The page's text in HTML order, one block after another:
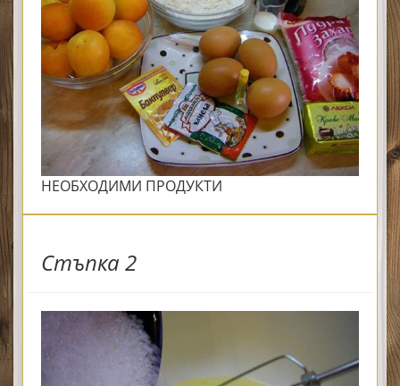
НЕОБХОДИМИ ПРОДУКТИ
Стъпка 2